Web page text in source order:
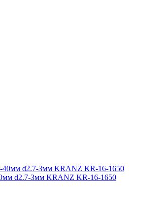
d2.7-3мм KRANZ KR-16-1650